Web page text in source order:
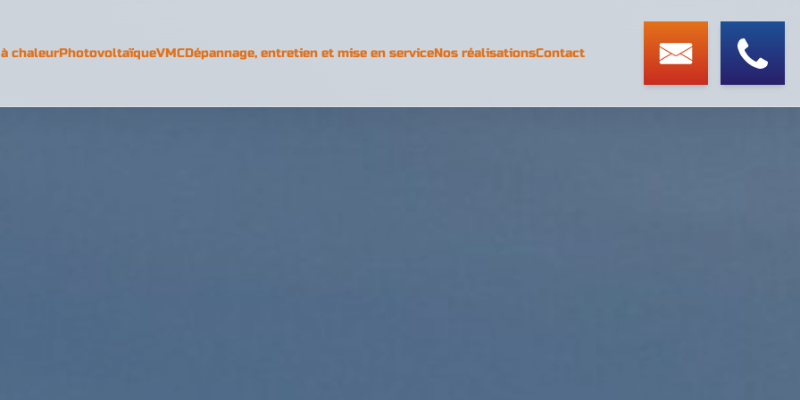
chaleurPhotovoltaïqueVMCDépannage, entretien et mise en serviceNos réalisationsContact